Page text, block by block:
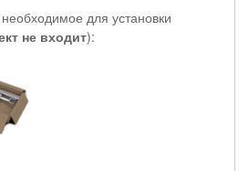
для установки
не входит):